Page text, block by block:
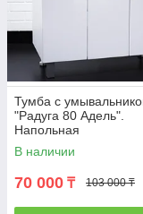
Тумба с
"Радуга 80 Адель".
Напольная
В наличии
70 000 ₸ 103 000 ₸